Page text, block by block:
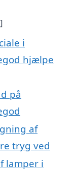
i
hjælpe
på
af
tryg ved
lamper i